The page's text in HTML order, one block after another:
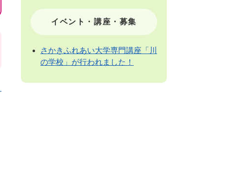
イベント・講座・募集
さかきふれあい大学専門講座「川
の学校」が行われました！